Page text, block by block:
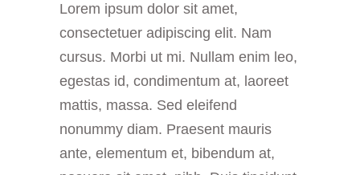
Lorem ipsum dolor sit amet,
consectetuer adipiscing elit. Nam
cursus. Morbi ut mi. Nullam enim leo,
egestas id, condimentum at, laoreet
mattis, massa. Sed eleifend
nonummy diam. Praesent mauris
ante, elementum et, bibendum at,